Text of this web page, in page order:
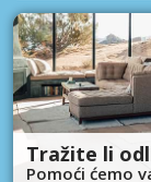
Tražite li
Pomoći ćemo